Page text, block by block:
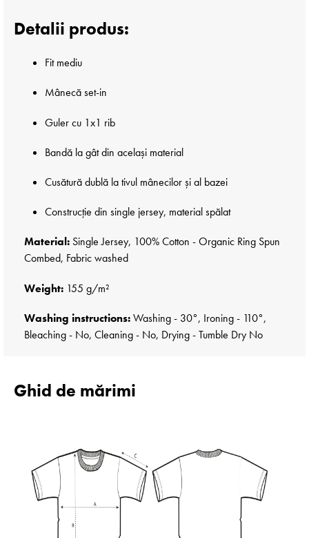
Detalii produs:
Fit mediu
Mânecă set-in
Guler cu 1x1 rib
Bandă la gât din același material
Cusătură dublă la tivul mânecilor și al bazei
Construcție din single jersey, material spălat
Material: Single Jersey, 100% Cotton - Organic Ring Spun
Combed, Fabric washed
Weight: 155 g/m²
Washing instructions:Washing - 30°, Ironing - 110°,
Bleaching - No, Cleaning - No, Drying - Tumble Dry No
Ghid de mărimi